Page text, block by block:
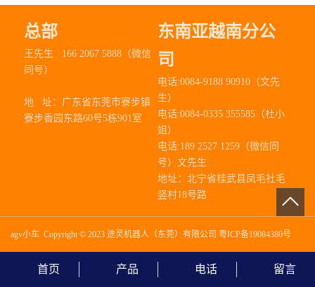
总部
王先生 166 2067 5888（微信
同号）
地 址： 广东省东莞市寮步镇
寮步香园东路60号5栋901室
东南亚越南分公
司
电话:0084-9188 90910（文先
生）
电话:0084-0335 355585（杜小
姐）
电话:189 2527 1259（微信同
号）文先生
地址：北宁省桂武县凤毛社毛
竖村18号路
agv小车 Copyright © 2023 途灵机器人（东莞）有限公司 粤ICP备19084380号
首页 产品 电话 留言